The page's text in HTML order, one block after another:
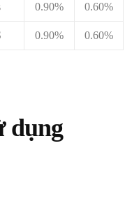
0.90% 0.60%
0.90% 0.60%
dụng